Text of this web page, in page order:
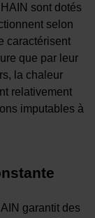
sont dotés
selon
caractérisent
que par leur
la chaleur
relativement
imputables à
garantit des